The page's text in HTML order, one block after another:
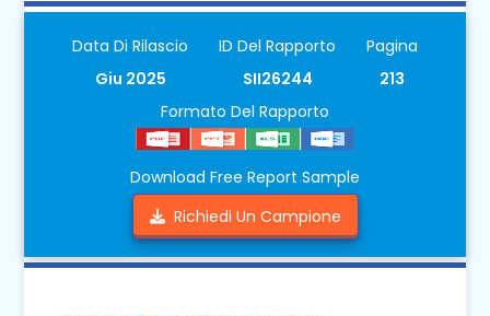
Data Di Rilascio
Giu 2025
ID Del Rapporto
SII26244
Pagina
213
Formato Del Rapporto
Download Free Report Sample
Richiedi Un Campione